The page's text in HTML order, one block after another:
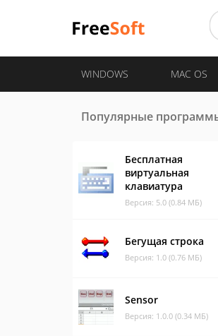
WINDOWS MAC OS
Популярные
Бесплатная
виртуальная
клавиатура
Версия: 5.0 (0.84 МБ)
Бегущая строка
Версия: 1.0 (0.76 МБ)
Sensor
Версия: 1.0.0 (0.34 МБ)